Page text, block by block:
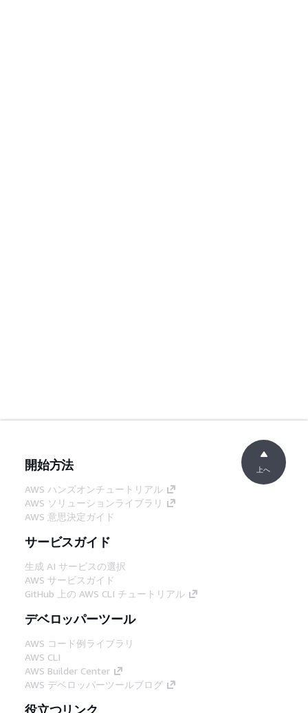
開始方法
AWS ハンズオンチュートリアル
AWS ソリューションライブラリ
AWS 意思決定ガイド
サービスガイド
生成 AI サービスの選択
AWS サービスガイド
GitHub 上の AWS CLI チュートリアル
デベロッパーツール
AWS コード例ライブラリ
AWS CLI
AWS Builder Center
AWS デベロッパーツールブログ
役立つリンク
上へ